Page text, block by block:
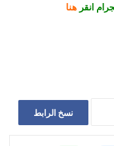
انقر هنا
نسخ الرابط